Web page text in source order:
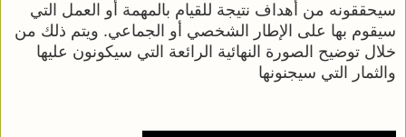
سيحققونه من أهداف نتيجة للقيام بالمهمة أو العمل التي
سيقوم بها على الإطار الشخصي أو الجماعي. ويتم ذلك من
خلال توضيح الصورة النهائية الرائعة التي سيكونون عليها
والثمار التي سيجنونها